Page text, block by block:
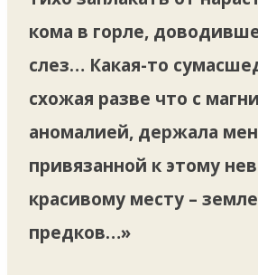
кома в горле,
слез… Какая-то
схожая разве что с
аномалией, держала
привязанной к этому
красивому месту –
предков…»